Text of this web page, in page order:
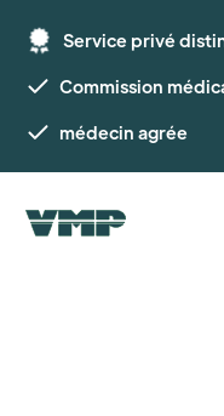
Service privé
Commission
médecin agrée